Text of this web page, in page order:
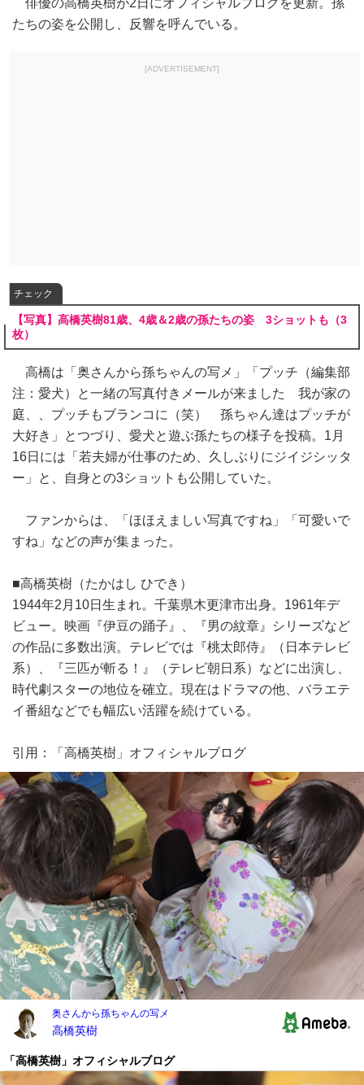
俳優の高橋英樹が2日にオフィシャルブログを更新。孫
たちの姿を公開し、反響を呼んでいる。
[ADVERTISEMENT]
チェック
【写真】高橋英樹81歳、4歳＆2歳の孫たちの姿 3ショットも（3
枚）
高橋は「奥さんから孫ちゃんの写メ」「プッチ（編集部
注：愛犬）と一緒の写真付きメールが来ました 我が家の
庭、、プッチもブランコに（笑） 孫ちゃん達はプッチが
大好き」とつづり、愛犬と遊ぶ孫たちの様子を投稿。1月
16日には「若夫婦が仕事のため、久しぶりにジイジシッタ
ー」と、自身との3ショットも公開していた。
ファンからは、「ほほえましい写真ですね」「可愛いで
すね」などの声が集まった。
■高橋英樹（たかはし ひでき）
1944年2月10日生まれ。千葉県木更津市出身。1961年デ
ビュー。映画『伊豆の踊子』、『男の紋章』シリーズなど
の作品に多数出演。テレビでは『桃太郎侍』（日本テレビ
系）、『三匹が斬る！』（テレビ朝日系）などに出演し、
時代劇スターの地位を確立。現在はドラマの他、バラエテ
イ番組などでも幅広い活躍を続けている。
引用：「高橋英樹」オフィシャルブログ
「高橋英樹」オフィシャルブログ